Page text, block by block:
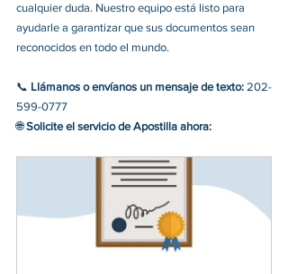
cualquier duda. Nuestro equipo está listo para
ayudarle a garantizar que sus documentos sean
reconocidos en todo el mundo.
📞 Llámanos o envíanos un mensaje de texto: 202-
599-0777
🌐 Solicite el servicio de Apostilla ahora: